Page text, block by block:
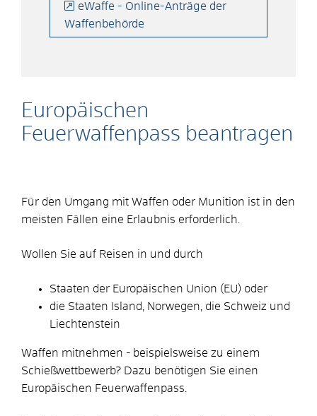
Europäischen
Feuerwaffenpass beantragen
Für den Umgang mit Waffen oder Munition ist in den
meisten Fällen eine Erlaubnis erforderlich.
Wollen Sie auf Reisen in und durch
Staaten der Europäischen Union (EU) oder
die Staaten Island, Norwegen, die Schweiz und
Liechtenstein
Waffen mitnehmen - beispielsweise zu einem
Schießwettbewerb? Dazu benötigen Sie einen
Europäischen Feuerwaffenpass.
eWaffe - Online-Anträge der
Waffenbehörde